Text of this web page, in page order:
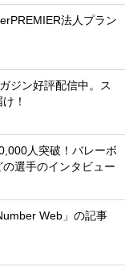
法人プラン
ジン好評配信中。ス
！
人突破！バレーボ
選手のインタビュー
Web」の記事